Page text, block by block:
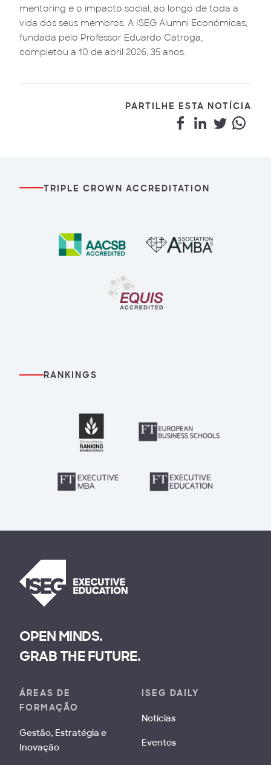
mentoring e o impacto social, ao longo de toda a
vida dos seus membros. A ISEG Alumni Económicas,
fundada pelo Professor Eduardo Catroga,
completou a 10 de abril 2026, 35 anos.
PARTILHE ESTA NOTÍCIA
TRIPLE CROWN ACCREDITATION
RANKINGS
OPEN MINDS.
GRAB THE FUTURE.
ÁREAS DE
FORMAÇÃO
Gestão, Estratégia e
Inovação
ISEG DAILY
Notícias
Eventos